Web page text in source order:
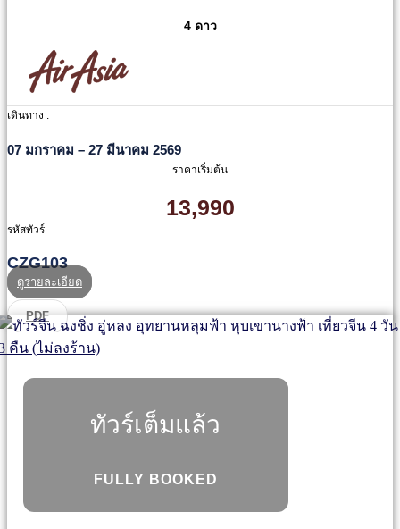
4 ดาว
เดินทาง :
07 มกราคม – 27 มีนาคม 2569
ราคาเริ่มต้น
13,990
รหัสทัวร์
CZG103
ดูรายละเอียด
PDF
ทัวร์เต็มแล้ว
FULLY BOOKED